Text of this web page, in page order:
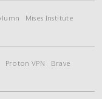
Mises Institute
Proton VPN
Brave